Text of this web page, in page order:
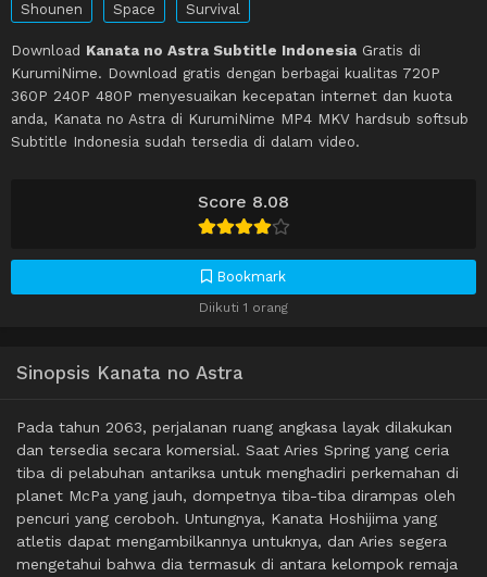
Score 8.08
Bookmark
Diikuti 1 orang
Shounen
Space Survival
Download Kanata no Astra Subtitle Indonesia Gratis di
KurumiNime. Download gratis dengan berbagai kualitas 720P
360P 240P 480P menyesuaikan kecepatan internet dan kuota
anda, Kanata no Astra di KurumiNime MP4 MKV hardsub softsub
Subtitle Indonesia sudah tersedia di dalam video.
Sinopsis Kanata no Astra
Pada tahun 2063, perjalanan ruang angkasa layak dilakukan
dan tersedia secara komersial. Saat Aries Spring yang ceria
tiba di pelabuhan antariksa untuk menghadiri perkemahan di
planet McPa yang jauh, dompetnya tiba-tiba dirampas oleh
pencuri yang ceroboh. Untungnya, Kanata Hoshijima yang
atletis dapat mengambilkannya untuknya, dan Aries segera
mengetahui bahwa dia termasuk di antara kelompok remaja